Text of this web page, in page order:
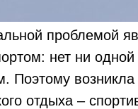
проблемой
нет ни
Поэтому
отдыха –